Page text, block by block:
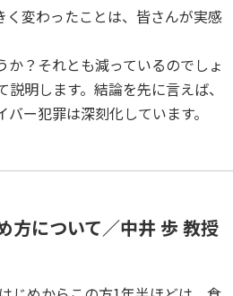
変わったことは、皆さんが実感
？それとも減っているのでしょ
明します。結論を先に言えば、
ー犯罪は深刻化しています。
方について／中井 歩 教授